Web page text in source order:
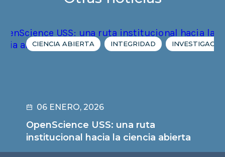
CIENCIA ABIERTA INTEGRIDAD
06 ENERO, 2026
OpenScience USS: una ruta
institucional hacia la ciencia abierta